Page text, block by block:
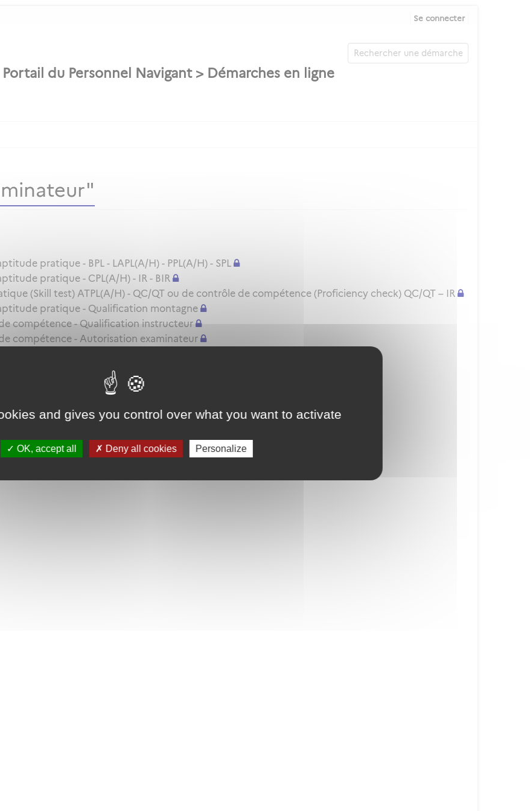
and gives you control over what you want to activate
OK, accept all Deny all cookies Personalize
Se connecter
pratique - BPL - LAPL(A/H) - PPL(A/H) - SPL
pratique - CPL(A/H) - IR - BIR
(Skill test) ATPL(A/H) - QC/QT ou de contrôle de compétence (Proficiency check) QC/QT – IR
pratique - Qualification montagne
compétence - Qualification instructeur
compétence - Autorisation examinateur
MP ou SFE(A) MP
ou l'extension de privilèges d'une autorisation d'examinateur
renouvellement d'une autorisation d'examinateur senior